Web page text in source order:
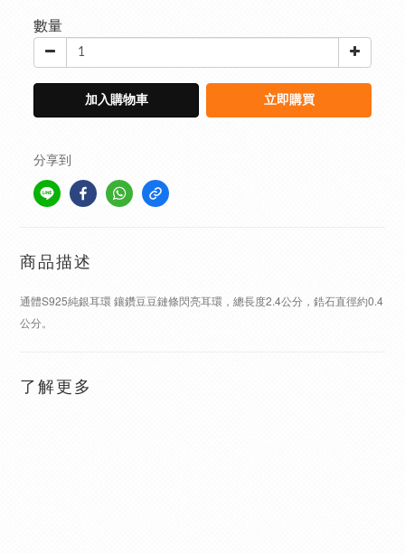
數量
加入購物車 立即購買
分享到
商品描述
通體S925純銀耳環 鑲鑽豆豆鏈條閃亮耳環，總長度2.4公分，鋯石直徑約0.4
公分。
了解更多